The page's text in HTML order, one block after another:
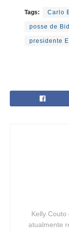
Tags: Carlo
posse de
presidente
Kelly Couto
atualmente